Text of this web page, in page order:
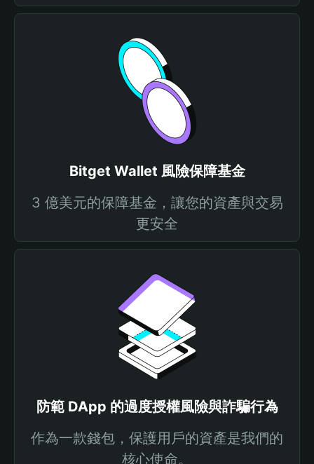
Bitget Wallet 風險保障基金
3 億美元的保障基金，讓您的資產與交易
更安全
防範 DApp 的過度授權風險與詐騙行為
作為一款錢包，保護用戶的資產是我們的
核心使命。